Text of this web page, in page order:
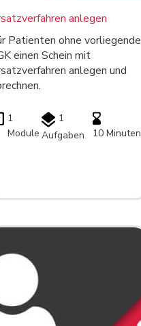
anlegen
Patienten ohne vorliegende
einen Schein mit
anlegen und
1
Module
1
Aufgaben
10 Minuten